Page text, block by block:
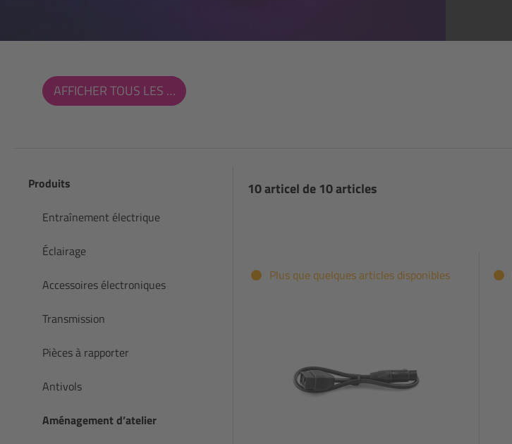
AFFICHER TOUS LES FILTRES
Produits
Entraînement électrique
Éclairage
Accessoires électroniques
Transmission
Pièces à rapporter
Antivols
Aménagement d’atelier
10 articel de 10 articles
Plus que quelques articles disponibles